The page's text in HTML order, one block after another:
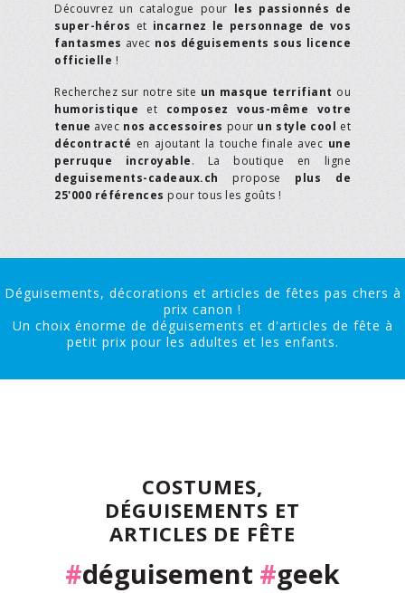
Découvrez un catalogue pour les passionnés de
super-héros et incarnez le personnage de vos
fantasmes avec nos déguisements sous licence
officielle !
Recherchez sur notre site un masque terrifiant ou
humoristique et composez vous-même votre
tenue avec nos accessoires pour un style cool et
décontracté en ajoutant la touche finale avec une
perruque incroyable. La boutique en ligne
deguisements-cadeaux.ch propose plus de
25'000 références pour tous les goûts !
Déguisements, décorations et articles de fêtes pas chers à
prix canon !
Un choix énorme de déguisements et d'articles de fête à
petit prix pour les adultes et les enfants.
COSTUMES,
DÉGUISEMENTS ET
ARTICLES DE FÊTE
#déguisement #geek